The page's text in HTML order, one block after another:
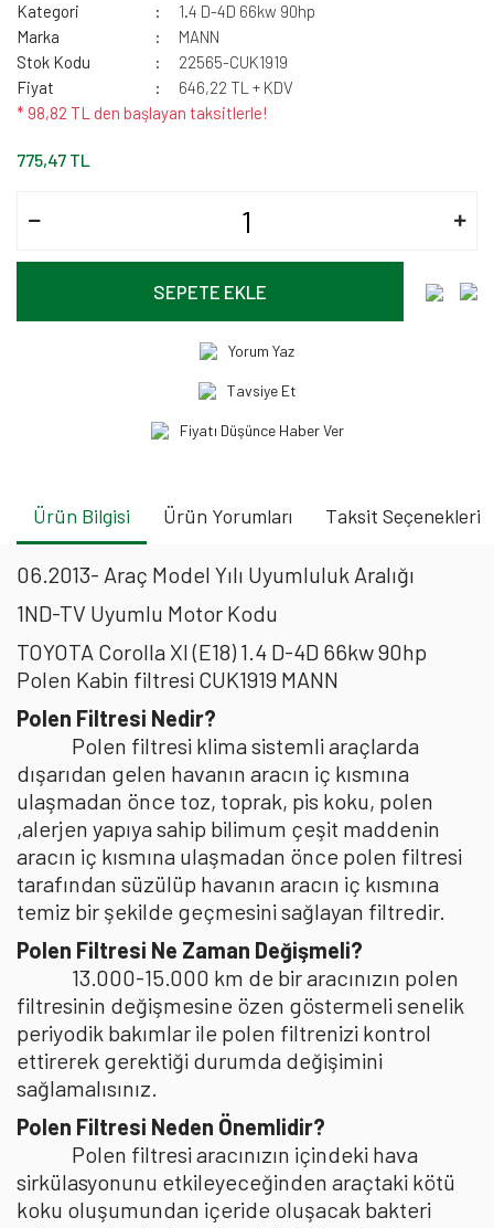
Kategori
1.4 D-4D 66kw 90hp
Marka
MANN
Stok Kodu
22565-CUK1919
Fiyat
646,22 TL + KDV
* 98,82 TL den başlayan taksitlerle!
775,47 TL
SEPETE EKLE
Yorum Yaz
Tavsiye Et
Fiyatı Düşünce Haber Ver
Ürün Bilgisi Ürün Yorumları Taksit Seçenekleri
06.2013- Araç Model Yılı Uyumluluk Aralığı
1ND-TV Uyumlu Motor Kodu
TOYOTA Corolla XI (E18) 1.4 D-4D 66kw 90hp
Polen Kabin filtresi CUK1919 MANN
Polen Filtresi Nedir?
Polen filtresi klima sistemli araçlarda
dışarıdan gelen havanın aracın iç kısmına
ulaşmadan önce toz, toprak, pis koku, polen
,alerjen yapıya sahip bilimum çeşit maddenin
aracın iç kısmına ulaşmadan önce polen filtresi
tarafından süzülüp havanın aracın iç kısmına
temiz bir şekilde geçmesini sağlayan filtredir.
Polen Filtresi Ne Zaman Değişmeli?
13.000-15.000 km de bir aracınızın polen
filtresinin değişmesine özen göstermeli senelik
periyodik bakımlar ile polen filtrenizi kontrol
ettirerek gerektiği durumda değişimini
sağlamalısınız.
Polen Filtresi Neden Önemlidir?
Polen filtresi aracınızın içindeki hava
sirkülasyonunu etkileyeceğinden araçtaki kötü
koku oluşumundan içeride oluşacak bakteri